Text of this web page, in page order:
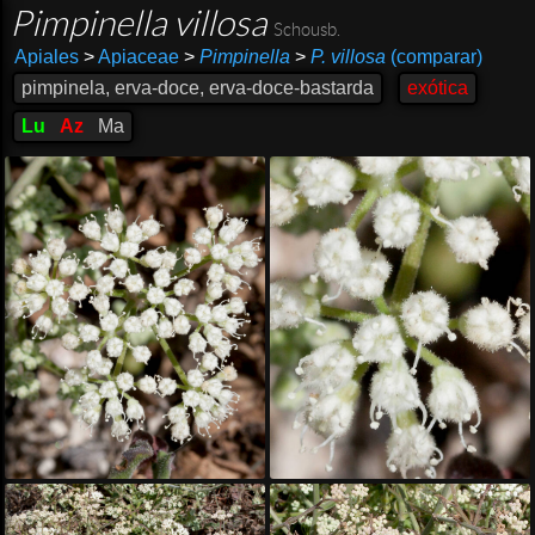
Pimpinella villosa Schousb.
Apiales >Apiaceae > Pimpinella > P. villosa (comparar)
pimpinela, erva-doce, erva-doce-bastarda
exótica
Lu
Az Ma